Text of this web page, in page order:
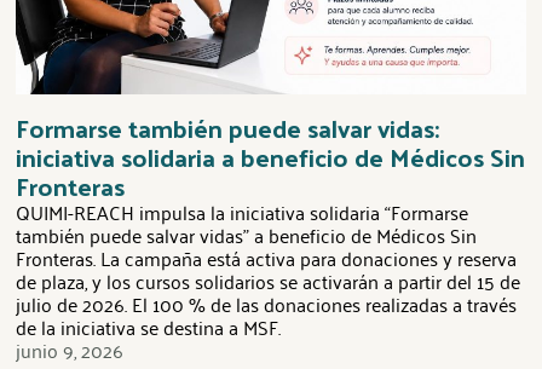
Formarse también puede salvar vidas:
iniciativa solidaria a beneficio de Médicos Sin
Fronteras
QUIMI-REACH impulsa la iniciativa solidaria “Formarse
también puede salvar vidas” a beneficio de Médicos Sin
Fronteras. La campaña está activa para donaciones y reserva
de plaza, y los cursos solidarios se activarán a partir del 15 de
julio de 2026. El 100 % de las donaciones realizadas a través
de la iniciativa se destina a MSF.
junio 9, 2026